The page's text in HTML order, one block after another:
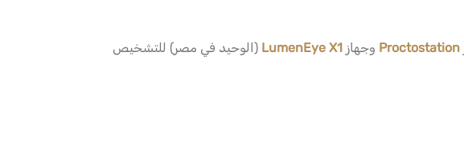
Proctostation وجهاز LumenEye X1 (الوحيد في مصر) للتشخيص